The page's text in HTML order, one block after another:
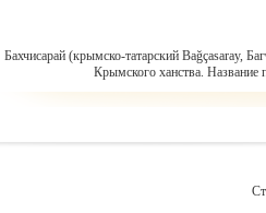
Бахчисарай (крымско-татарский Bağçasaray,
Крымского ханства. Название